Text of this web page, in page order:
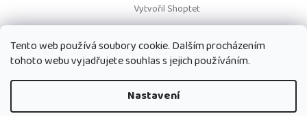
Tento web používá soubory cookie. Dalším procházením
tohoto webu vyjadřujete souhlas s jejich používáním.
Nastavení
Vytvořil Shoptet
Copyright 2026Paruky Jilly Lenau s.r.o.. Všechna práva vyhrazena.